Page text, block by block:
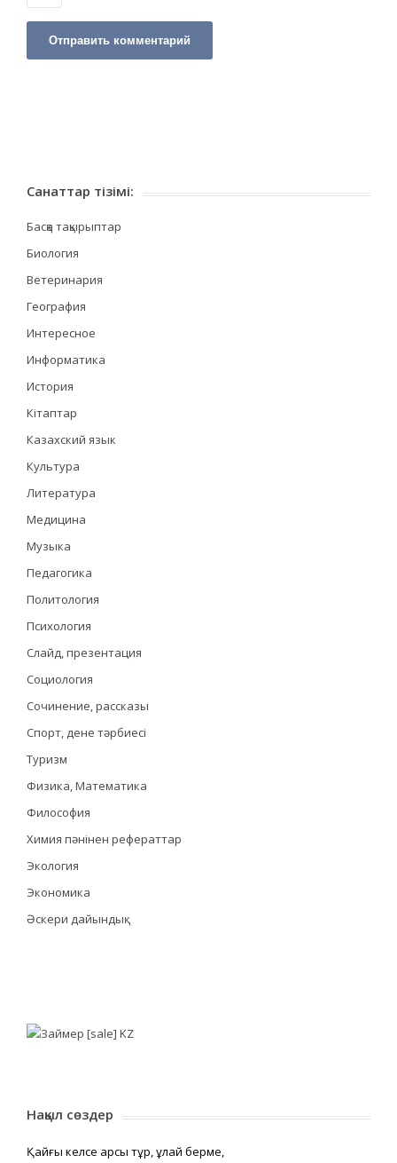
Санаттар тізімі:
Басқа тақырыптар
Биология
Ветеринария
География
Интересное
Информатика
История
Кітаптар
Казахский язык
Культура
Литература
Медицина
Музыка
Педагогика
Политология
Психология
Слайд, презентация
Социология
Сочинение, рассказы
Спорт, дене тәрбиесі
Туризм
Физика, Математика
Философия
Химия пәнінен рефераттар
Экология
Экономика
Әскери дайындық
Нақыл сөздер
Қайғы келсе қарсы тұр, құлай берме,